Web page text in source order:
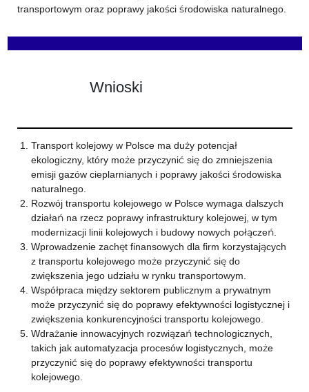
transportowym oraz poprawy jakości środowiska naturalnego.
Wnioski
Transport kolejowy w Polsce ma duży potencjał
ekologiczny, który może przyczynić się do zmniejszenia
emisji gazów cieplarnianych i poprawy jakości środowiska
naturalnego.
Rozwój transportu kolejowego w Polsce wymaga dalszych
działań na rzecz poprawy infrastruktury kolejowej, w tym
modernizacji linii kolejowych i budowy nowych połączeń.
Wprowadzenie zachęt finansowych dla firm korzystających
z transportu kolejowego może przyczynić się do
zwiększenia jego udziału w rynku transportowym.
Współpraca między sektorem publicznym a prywatnym
może przyczynić się do poprawy efektywności logistycznej i
zwiększenia konkurencyjności transportu kolejowego.
Wdrażanie innowacyjnych rozwiązań technologicznych,
takich jak automatyzacja procesów logistycznych, może
przyczynić się do poprawy efektywności transportu
kolejowego.